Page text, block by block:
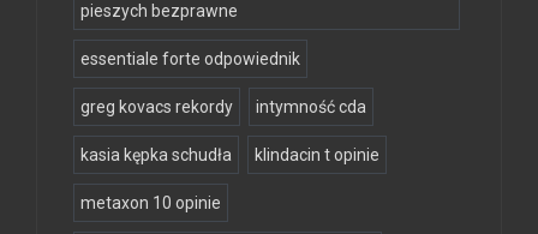
pieszych bezprawne
essentiale forte odpowiednik
greg kovacs rekordy intymność cda
kasia kępka schudła klindacin t opinie
metaxon 10 opinie